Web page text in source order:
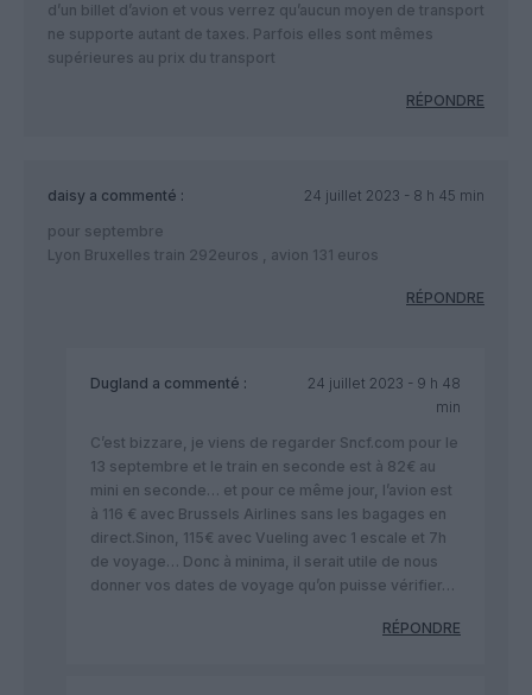
d’un billet d’avion et vous verrez qu’aucun moyen de transport
ne supporte autant de taxes. Parfois elles sont mêmes
supérieures au prix du transport
RÉPONDRE
daisy a commenté :
24 juillet 2023 - 8 h 45 min
pour septembre
Lyon Bruxelles train 292euros , avion 131 euros
RÉPONDRE
Dugland a commenté :
24 juillet 2023 - 9 h 48
min
C’est bizzare, je viens de regarder Sncf.com pour le
13 septembre et le train en seconde est à 82€ au
mini en seconde… et pour ce même jour, l’avion est
à 116 € avec Brussels Airlines sans les bagages en
direct.Sinon, 115€ avec Vueling avec 1 escale et 7h
de voyage… Donc à minima, il serait utile de nous
donner vos dates de voyage qu’on puisse vérifier…
RÉPONDRE